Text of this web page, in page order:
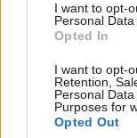
I want to opt-
Personal Data
Opted In
I want to opt-
Retention,
Personal
Purposes for
Opted Out
de iniciativas
abuelos.
algunos casos
sociales,
prioriza la
competitividad